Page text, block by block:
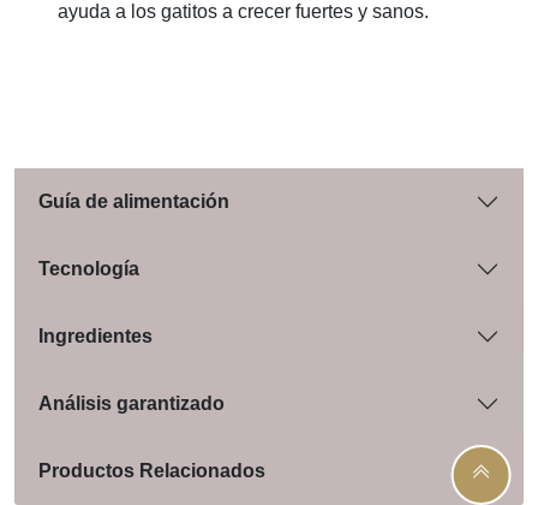
ayuda a los gatitos a crecer fuertes y sanos.
Guía de alimentación
Tecnología
Ingredientes
Análisis garantizado
Productos Relacionados